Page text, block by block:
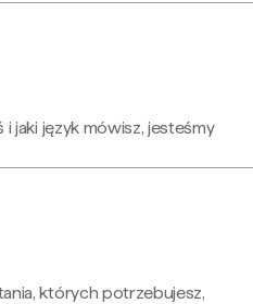
jaki język mówisz, jesteśmy
których potrzebujesz,